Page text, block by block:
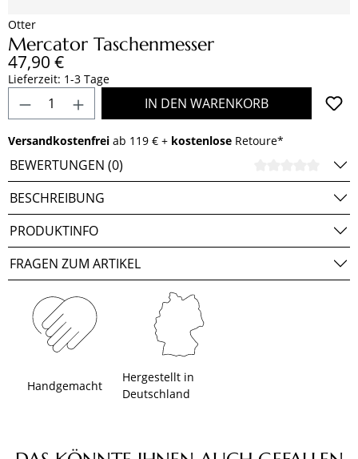
Otter
Mercator Taschenmesser
Regulärer Preis:
47,90 €
Lieferzeit: 1-3 Tage
Produkt Anzahl: Gib den gewünschten
IN DEN WARENKORB
Versandkostenfrei ab 119 € + kostenlose Retoure*
BEWERTUNGEN (0)
BESCHREIBUNG
PRODUKTINFO
FRAGEN ZUM ARTIKEL
Handgemacht
Hergestellt in
Deutschland
Produktgalerie überspringen